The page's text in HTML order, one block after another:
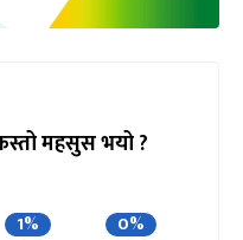
महसुस भयो ?
1% 0%